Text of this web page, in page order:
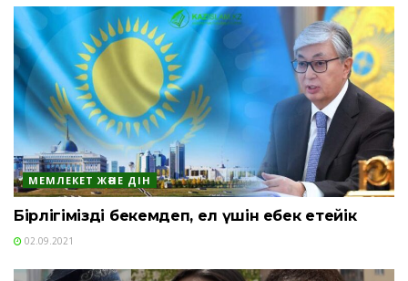
МЕМЛЕКЕТ ЖӘНЕ ДІН
Бірлігімізді бекемдеп, ел үшін еңбек етейік
02.09.2021